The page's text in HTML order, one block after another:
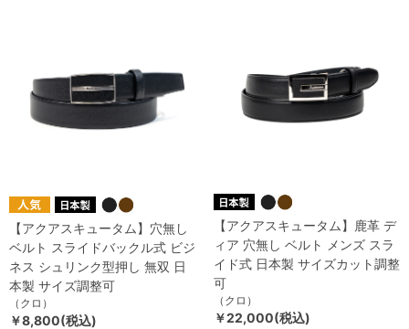
【アクアスキュータム】穴無し
ベルト スライドバックル式 ビジ
ネス シュリンク型押し 無双 日
本製 サイズ調整可
（クロ）
￥8,800(税込)
【アクアスキュータム】鹿革 デ
ィア 穴無し ベルト メンズ スラ
イド式 日本製 サイズカット調整
可
（クロ）
￥22,000(税込)